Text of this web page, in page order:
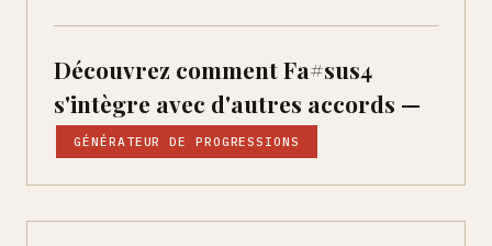
Découvrez comment Fa#sus4
s'intègre avec d'autres accords —
GÉNÉRATEUR DE PROGRESSIONS